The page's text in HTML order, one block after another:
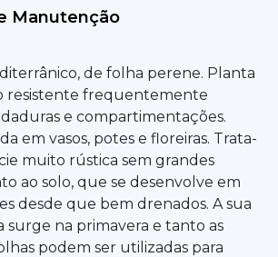
Manutenção
de folha perene. Planta
resistente frequentemente
e compartimentações.
em vasos, potes e floreiras. Trata-
muito rústica sem grandes
ao solo, que se desenvolve em
desde que bem drenados. A sua
surge na primavera e tanto as
podem ser utilizadas para